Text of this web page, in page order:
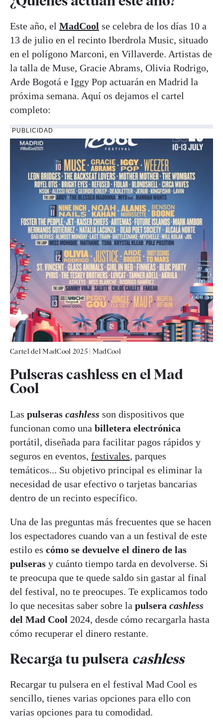
Este año, el MadCool se celebra de los días 10 a
13 de julio en el recinto Iberdrola Music, situado
en el polígono Marconi, en Villaverde. Artistas de
la talla de Muse, Gracie Abrams, Olivia Rodrigo,
Arde Bogotá e Iggy Pop actuarán en Madrid la
próxima semana. Aquí os dejamos el cartel
completo:
PUBLICIDAD
Cartel del MadCool 2025| MadCool
Pulseras cashless en el Mad
Cool
Las pulseras cashless son dispositivos que
funcionan como una billetera electrónica
portátil, diseñada para facilitar pagos rápidos y
seguros en eventos, festivales, parques
temáticos... Su objetivo principal es eliminar la
necesidad de usar efectivo o tarjetas bancarias
dentro de un recinto específico.
Una de las preguntas más frecuentes que se hacen
los espectadores cuando van a un festival de este
estilo es cómo se devuelve el dinero de las
pulseras y cuánto tiempo tarda en devolverse. Si
te preocupa que te quede saldo sin gastar al final
del festival, no te preocupes. Te explicamos todo
lo que necesitas saber sobre la pulsera cashless
del Mad Cool 2024, desde cómo recargarla hasta
cómo recuperar el dinero restante.
Recarga tu pulsera cashless
Recargar tu pulsera en el festival Mad Cool es
sencillo, tienes varias opciones para ello con
varias opciones para tu comodidad.